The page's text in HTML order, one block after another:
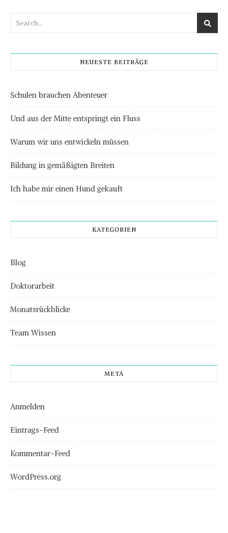
NEUESTE BEITRÄGE
Schulen brauchen Abenteuer
Und aus der Mitte entspringt ein Fluss
Warum wir uns entwickeln müssen
Bildung in gemäßigten Breiten
Ich habe mir einen Hund gekauft
KATEGORIEN
Blog
Doktorarbeit
Monatsrückblicke
Team Wissen
META
Anmelden
Eintrags-Feed
Kommentar-Feed
WordPress.org